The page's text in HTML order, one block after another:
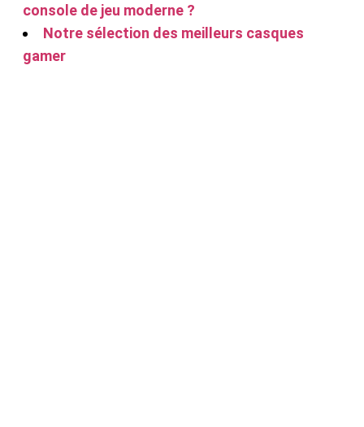
console de jeu moderne ?
Notre sélection des meilleurs casques
gamer